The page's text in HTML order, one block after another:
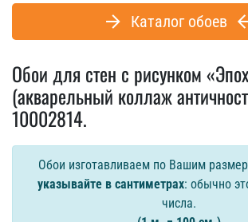
Каталог обоев
Обои для стен с рисунком
(акварельный коллаж
10002814.
Обои изготавливаем по Вашим
указывайте в сантиметрах: обычно
числа.